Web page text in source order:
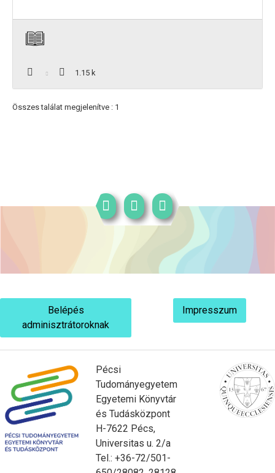
1.15 k
Összes találat megjelenítve : 1
Belépés
adminisztrátoroknak
Impresszum
Pécsi
Tudományegyetem
Egyetemi Könyvtár
és Tudásközpont
H-7622 Pécs,
Universitas u. 2/a
Tel.: +36-72/501-